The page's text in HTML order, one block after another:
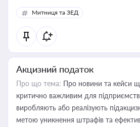
Митниця та ЗЕД
Акцизний податок
Про що тема: Про новини та кейси
критично важливим для
виробляють або реалізують
метою уникнення штрафів та